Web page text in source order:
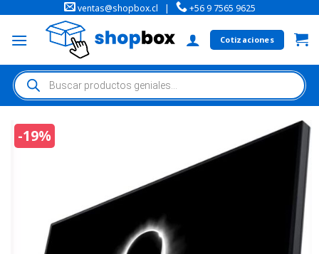
ventas@shopbox.cl | +56 9 7565 9625
Cotizaciones
-19%